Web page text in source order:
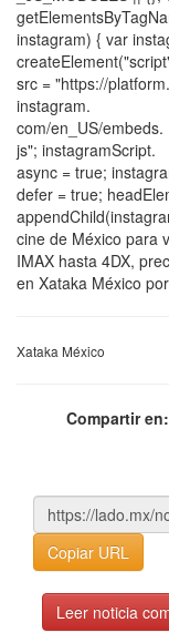
instagram) { var
src = "https://platform.
instagram.
com/en_US/embeds.
js"; instagramScript.
async = true;
defer = true;
cine de México para
IMAX hasta 4DX,
en Xataka México
Xataka México
Compartir en:
Copiar URL
Leer noticia